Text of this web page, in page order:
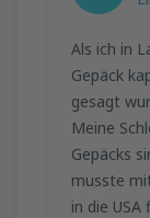
von
AB
von
AB
Als ich in
Gepäck
gesagt
Meine
Gepäcks
musste
in die USA